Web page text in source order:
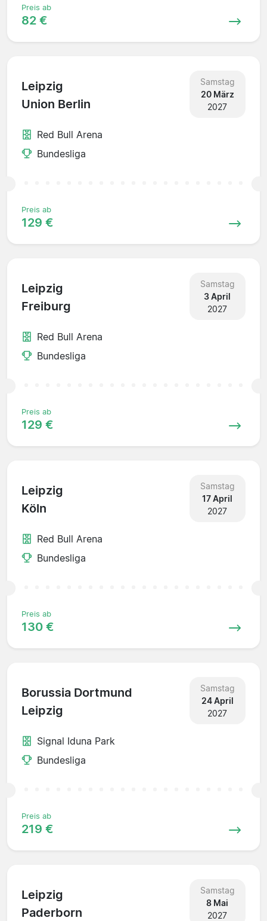
Preis ab
82 €
Leipzig
Union Berlin
Samstag
20 März
2027
Red Bull Arena
Bundesliga
Preis ab
129 €
Leipzig
Freiburg
Samstag
3 April
2027
Red Bull Arena
Bundesliga
Preis ab
129 €
Leipzig
Köln
Samstag
17 April
2027
Red Bull Arena
Bundesliga
Preis ab
130 €
Borussia Dortmund
Leipzig
Samstag
24 April
2027
Signal Iduna Park
Bundesliga
Preis ab
219 €
Leipzig
Paderborn
Samstag
8 Mai
2027